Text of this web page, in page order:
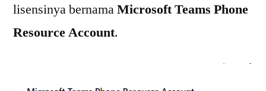
lisensinya bernamaMicrosoft Teams Phone
Resource Account.